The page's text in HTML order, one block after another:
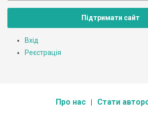
Підтримати сайт
Вхід
Реєстрація
Про нас Стати